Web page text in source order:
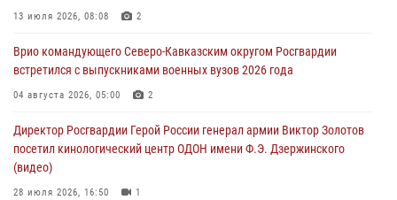
Росгвардейцы в ЛНР совершенствуют навыки тактической
08 августа 2026, 09:00 2
В Кабардино-Балкарии сотрудники Росгвардии провели турнир по
08 августа 2026, 07:00
13 июля 2026, 08:08 2
Врио командующего Северо-Кавказским округом Росгвардии
встретился с выпускниками военных вузов 2026 года
04 августа 2026, 05:00 2
Директор Росгвардии Герой России генерал армии Виктор Золотов
посетил кинологический центр ОДОН имени Ф.Э. Дзержинского
(видео)
28 июля 2026, 16:50 1